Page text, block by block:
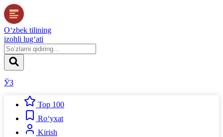
O‘zbek tilining
izohli lug‘ati
ЎЗ
Top 100
Ro‘yxat
Kirish